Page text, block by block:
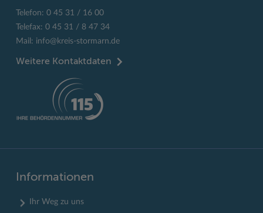
Telefon: 0 45 31 / 16 00
Telefax: 0 45 31 / 8 47 34
Mail: info@kreis-stormarn.de
Weitere Kontaktdaten
Informationen
Ihr Weg zu uns